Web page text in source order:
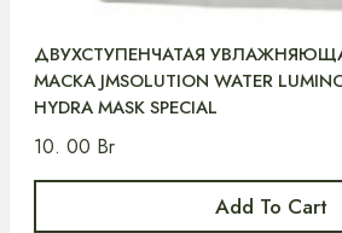
ДВУХСТУПЕНЧАТАЯ
МАСКА JMSOLUTION WATER
HYDRA MASK SPECIAL
10. 00 Br
Add To Cart